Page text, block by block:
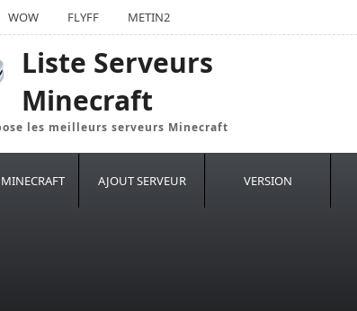
WOW FLYFF METIN2
Liste Serveurs
Minecraft
les meilleurs serveurs Minecraft
AJOUT SERVEUR VERSION